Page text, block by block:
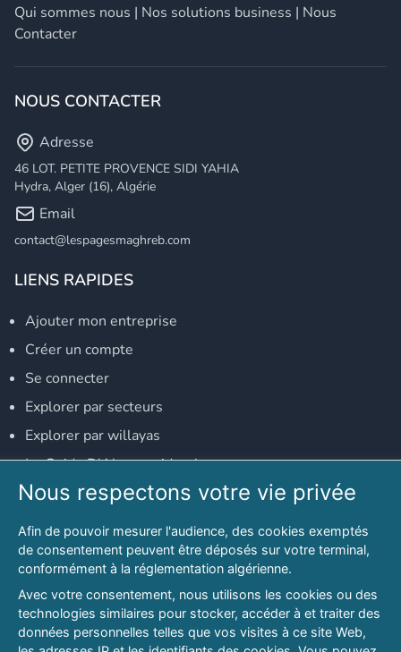
Qui sommes nous | Nos solutions business | Nous
Contacter
NOUS CONTACTER
Adresse
46 LOT. PETITE PROVENCE SIDI YAHIA
Hydra, Alger (16), Algérie
Email
contact@lespagesmaghreb.com
LIENS RAPIDES
Ajouter mon entreprise
Créer un compte
Se connecter
Explorer par secteurs
Explorer par willayas
Le Guide D'Alger, guide-alger.com
NOS RÉSEAUX SOCIAUX
Notre page Facebook
Notre page LinkedIn
Notre page Instagram
Notre page Twitter
Nous respectons votre vie privée
Afin de pouvoir mesurer l'audience, des cookies exemptés
de consentement peuvent être déposés sur votre terminal,
conformément à la réglementation algérienne.
Avec votre consentement, nous utilisons les cookies ou des
technologies similaires pour stocker, accéder à et traiter des
données personnelles telles que vos visites à ce site Web,